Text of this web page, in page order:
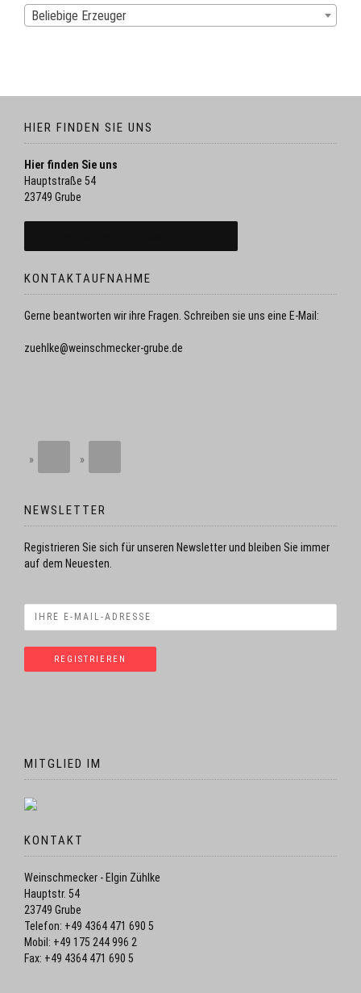
Beliebige Erzeuger
HIER FINDEN SIE UNS
Hier finden Sie uns
Hauptstraße 54
23749 Grube
KONTAKTAUFNAHME
Gerne beantworten wir ihre Fragen. Schreiben sie uns eine E-Mail:
zuehlke@weinschmecker-grube.de
NEWSLETTER
Registrieren Sie sich für unseren Newsletter und bleiben Sie immer
auf dem Neuesten.
MITGLIED IM
KONTAKT
Weinschmecker - Elgin Zühlke
Hauptstr. 54
23749 Grube
Telefon: +49 4364 471 690 5
Mobil: +49 175 244 996 2
Fax: +49 4364 471 690 5